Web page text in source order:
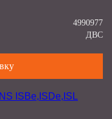
4990977
ДВС